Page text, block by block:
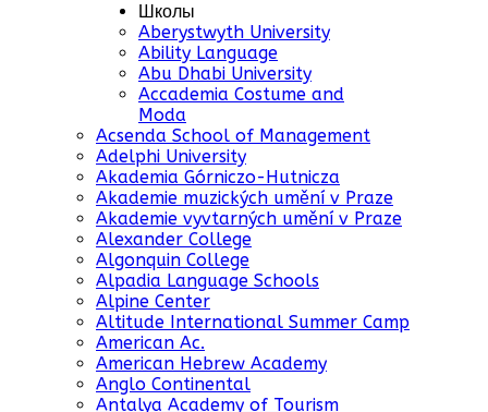
Школы
Aberystwyth University
Ability Language
Abu Dhabi University
Accademia Costume and
Moda
Acsenda School of Management
Adelphi University
Akademia Górniczo-Hutnicza
Akademie muzických umění v Praze
Akademie vyvtarných umění v Praze
Alexander College
Algonquin College
Alpadia Language Schools
Alpine Center
Altitude International Summer Camp
American Ac.
American Hebrew Academy
Anglo Continental
Antalya Academy of Tourism